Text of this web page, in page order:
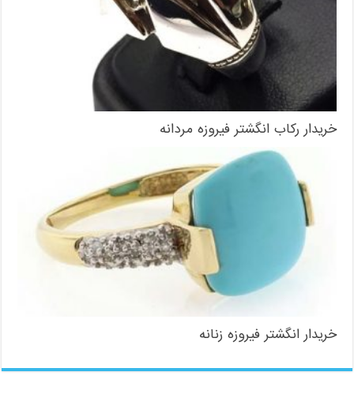
خریدار رکاب انگشتر فیروزه مردانه
خریدار انگشتر فیروزه زنانه